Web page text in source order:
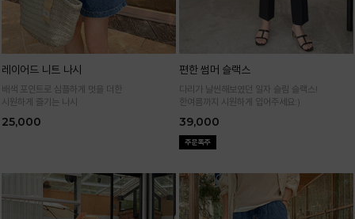
레이어드 니트 나시
배색 포인트로 심플하게 멋을 더한
시원하게 즐기는 나시
25,000
편한 썸머 슬랙스
다리가 날씬해보였던 일자 슬림 슬랙스!
한여름까지 시원하게 입어주세요:)
39,000